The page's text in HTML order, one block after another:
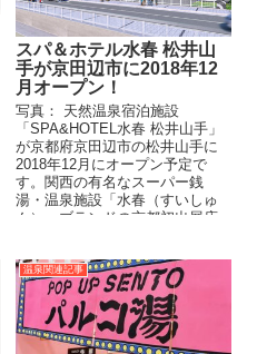
スパ＆ホテル水春 松井山
手が京田辺市に2018年12
月オープン！
写真： 天然温泉宿泊施設
「SPA&HOTEL水春 松井山手」
が京都府京田辺市の松井山手に
2018年12月にオープン予定で
す。関西の有名なスーパー銭
湯・温泉施設「水春（すいしゅ
ん）」ブランドの京都初出展店
温泉関連記事